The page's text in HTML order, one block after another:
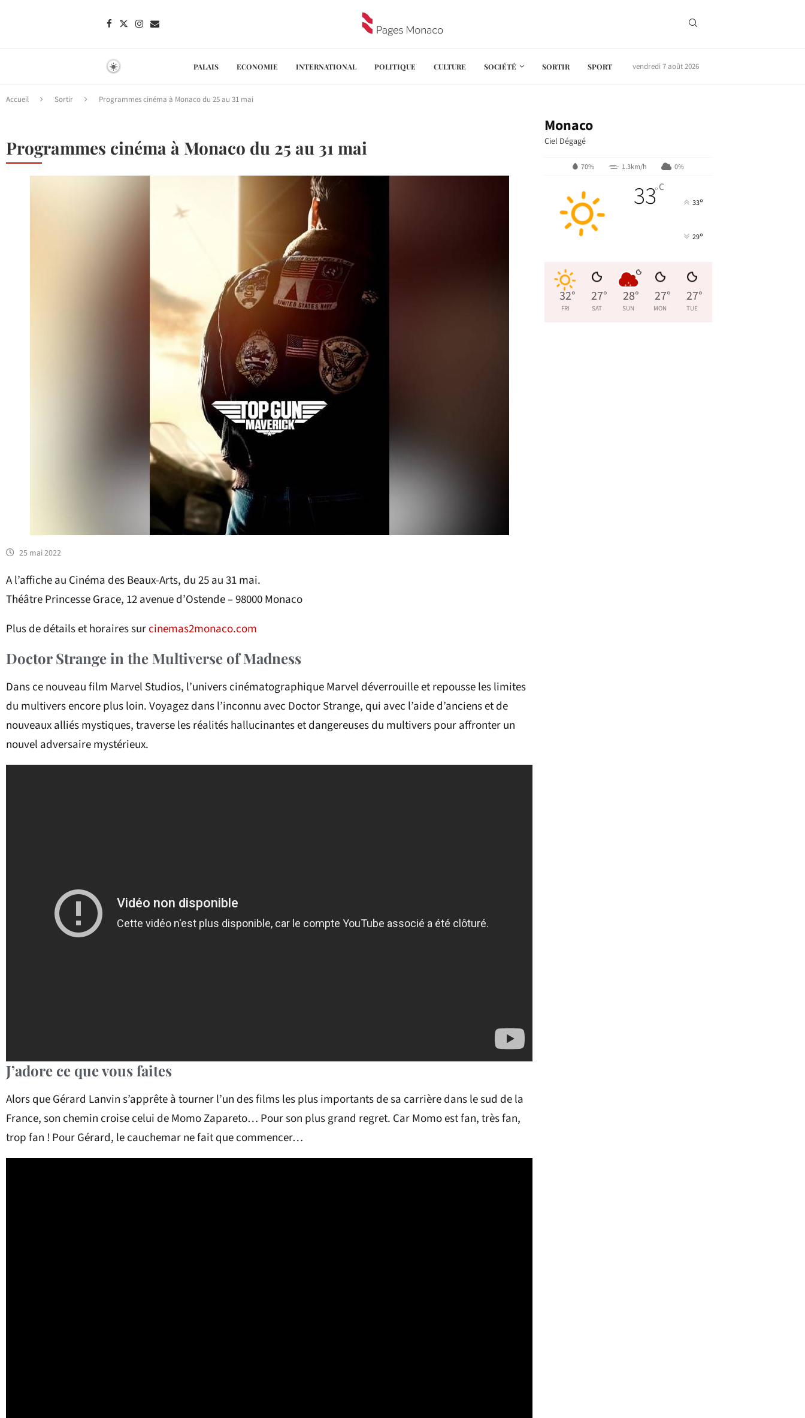
PALAIS ECONOMIE INTERNATIONAL POLITIQUE CULTURE SOCIÉTÉ SORTIR SPORT vendredi 7 août 2026
Accueil Sortir Programmes cinéma à Monaco du 25 au 31 mai
Programmes cinéma à Monaco du 25 au 31 mai
25 mai 2022
A l’affiche au Cinéma des Beaux-Arts, du 25 au 31 mai.
Théâtre Princesse Grace, 12 avenue d’Ostende – 98000 Monaco
Plus de détails et horaires surcinemas2monaco.com
Doctor Strange in the Multiverse of Madness
Dans ce nouveau film Marvel Studios, l’univers cinématographique Marvel déverrouille et repousse les limites
du multivers encore plus loin. Voyagez dans l’inconnu avec Doctor Strange, qui avec l’aide d’anciens et de
nouveaux alliés mystiques, traverse les réalités hallucinantes et dangereuses du multivers pour affronter un
nouvel adversaire mystérieux.
J’adore ce que vous faites
Alors que Gérard Lanvin s’apprête à tourner l’un des films les plus importants de sa carrière dans le sud de la
France, son chemin croise celui de Momo Zapareto… Pour son plus grand regret. Car Momo est fan, très fan,
trop fan ! Pour Gérard, le cauchemar ne fait que commencer…
Monaco
Ciel Dégagé
70% 1.3km/h 0%
33°C
33°
29°
32°
FRI
27°
SAT
28°
SUN
27°
MON
27°
TUE